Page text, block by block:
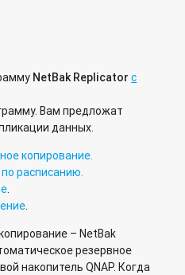
not clean. It is suggested that
сигналы и состояние
сетевом накопителе?
на дисплее сетевого
памяти (RAM) в
светодиодных
REXP?
NetBak Replicator с
Вам предложат
данных.
копирование.
расписанию.
.
.
– NetBak
резервное
накопитель QNAP. Когда